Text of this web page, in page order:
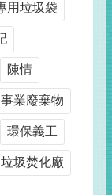
用垃圾袋
陳情
事業廢棄物
環保義工
圾焚化廠